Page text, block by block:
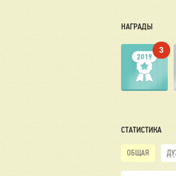
НАГРАДЫ
3
СТАТИСТИКА
ОБЩАЯ